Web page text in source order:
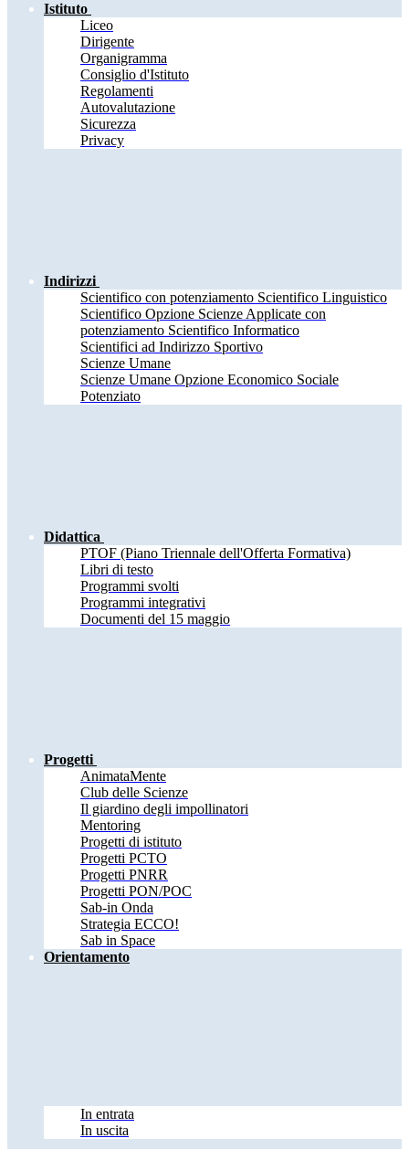
Istituto
Liceo
Dirigente
Organigramma
Consiglio d'Istituto
Regolamenti
Autovalutazione
Sicurezza
Privacy
Indirizzi
Scientifico con potenziamento Scientifico Linguistico
Scientifico Opzione Scienze Applicate con
potenziamento Scientifico Informatico
Scientifici ad Indirizzo Sportivo
Scienze Umane
Scienze Umane Opzione Economico Sociale
Potenziato
Didattica
PTOF (Piano Triennale dell'Offerta Formativa)
Libri di testo
Programmi svolti
Programmi integrativi
Documenti del 15 maggio
Progetti
AnimataMente
Club delle Scienze
Il giardino degli impollinatori
Mentoring
Progetti di istituto
Progetti PCTO
Progetti PNRR
Progetti PON/POC
Sab-in Onda
Strategia ECCO!
Sab in Space
Orientamento
In entrata
In uscita